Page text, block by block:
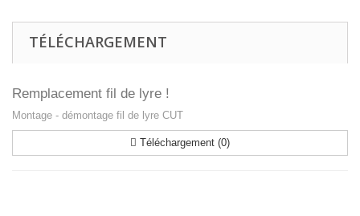
TÉLÉCHARGEMENT
Remplacement fil de lyre !
Montage - démontage fil de lyre CUT
Téléchargement (0)